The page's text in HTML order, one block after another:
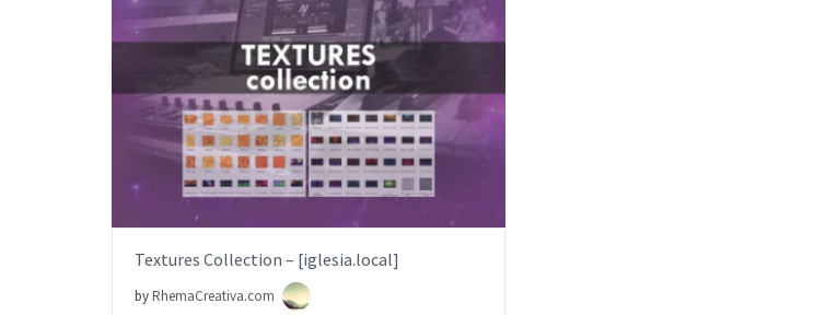
AÑADIR AL PEDIDO
ITEM PRICE:$0.00
Textures Collection – [iglesia.local]
byRhemaCreativa.com